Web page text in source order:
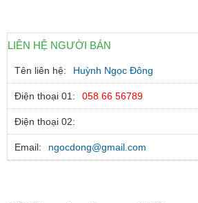
LIÊN HỆ NGƯỜI BÁN
Tên liên hệ: Huỳnh Ngọc Đông
Điện thoại 01: 058 66 56789
Điện thoại 02:
Email: ngocdong@gmail.com